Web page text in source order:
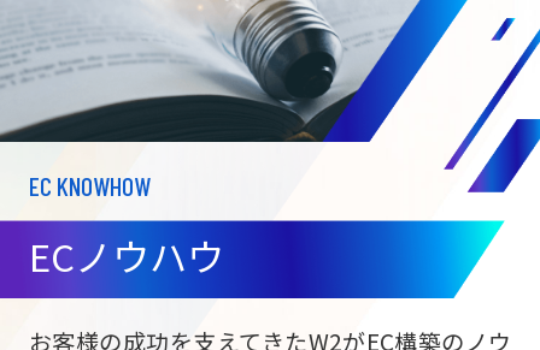
ECサイト構築
PRICE
料金
FEATURE
導入事例
USEFUL
お役立ち情報
EC KNOWHOW
ECノウハウ
お客様の成功を支えてきたW2がEC構築のノウ